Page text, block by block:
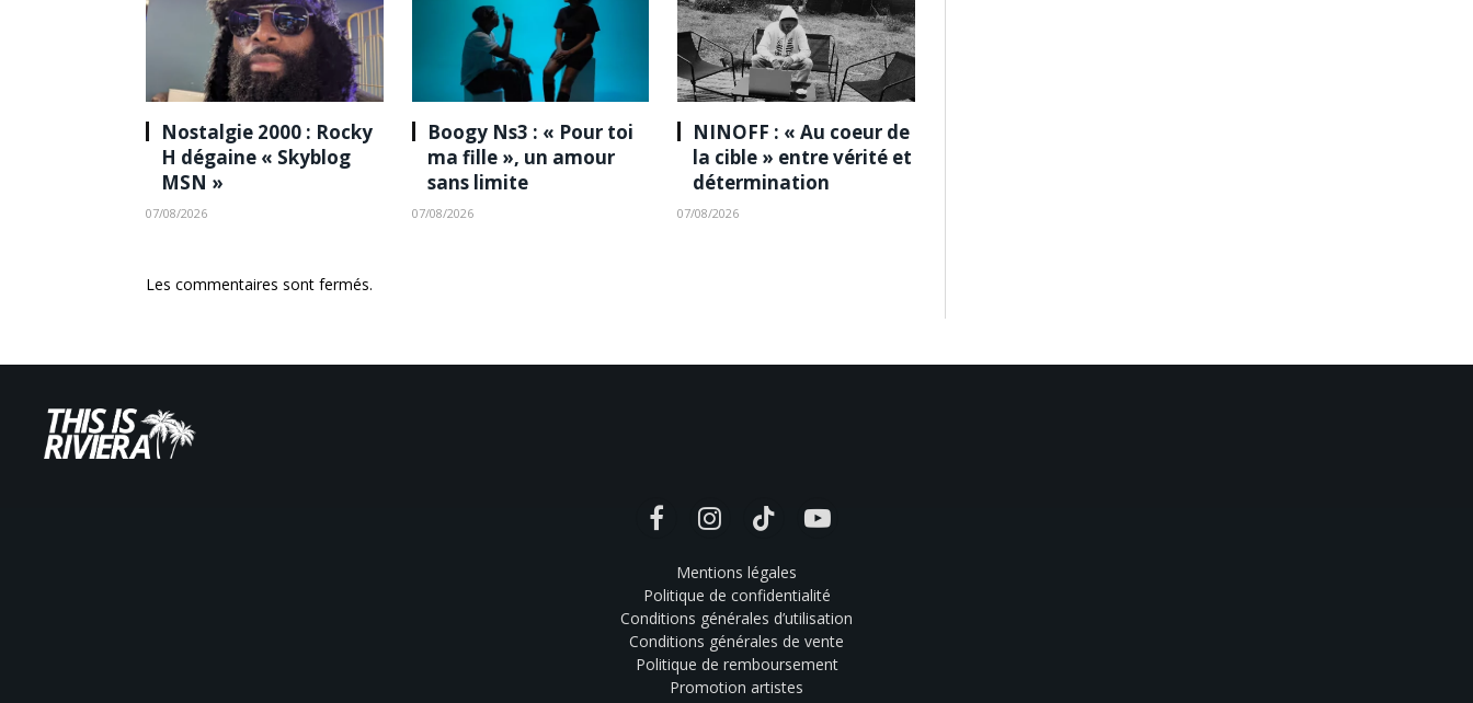
Nostalgie 2000 : Rocky
H dégaine « Skyblog
MSN »
07/08/2026
Boogy Ns3 : « Pour toi
ma fille », un amour
sans limite
07/08/2026
NINOFF : « Au coeur de
la cible » entre vérité et
détermination
07/08/2026
Les commentaires sont fermés.
FacebookInstagramTikTok YouTube
Mentions légales
Politique de confidentialité
Conditions générales d’utilisation
Conditions générales de vente
Politique de remboursement
Promotion artistes